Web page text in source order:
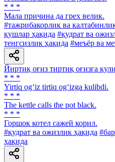
* * *
Мала причина да грех велик.
#тажрибакорлик ва
қушлар ҳақида #қудрат ва
тенгсизлик ҳақида #меъёр ва
Йиртиқ оғиз тиртиқ оғизга
* * *
Yirtiq og‘iz tirtiq og‘izga kulibdi.
* * *
The kettle calls the pot black.
* * *
Горшок котел сажей корил.
#қудрат ва ожизлик ҳақида
ҳақида